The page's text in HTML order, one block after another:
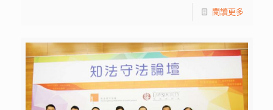
閱讀更多